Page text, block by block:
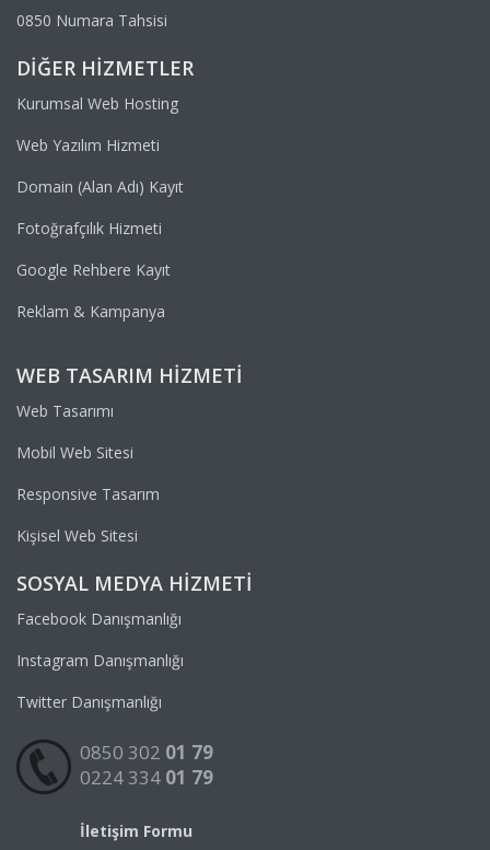
0850 Numara Tahsisi
DIĞER HIZMETLER
Kurumsal Web Hosting
Web Yazılım Hizmeti
Domain (Alan Adı) Kayıt
Fotoğrafçılık Hizmeti
Google Rehbere Kayıt
Reklam & Kampanya
WEB TASARIM HIZMETI
Web Tasarımı
Mobil Web Sitesi
Responsive Tasarım
Kişisel Web Sitesi
SOSYAL MEDYA HIZMETI
Facebook Danışmanlığı
Instagram Danışmanlığı
Twitter Danışmanlığı
0850 302 01 79
0224 334 01 79
İletişim Formu